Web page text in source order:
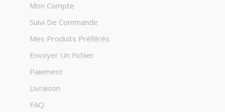
Mon Compte
Suivi De Commande
Mes Produits Préférés
Envoyer Un Fichier
Paiement
Livraison
FAQ